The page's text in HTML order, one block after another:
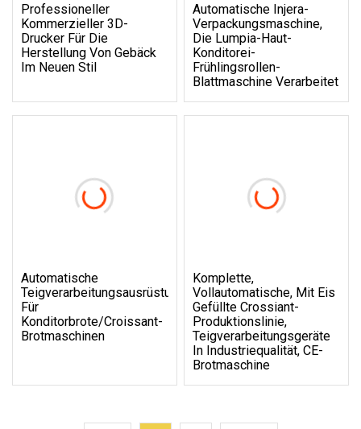
Professioneller
Kommerzieller 3D-
Drucker Für Die
Herstellung Von Gebäck
Im Neuen Stil
Automatische Injera-
Verpackungsmaschine,
Die Lumpia-Haut-
Konditorei-
Frühlingsrollen-
Blattmaschine Verarbeitet
Automatische
Teigverarbeitungsausrüstung/Konditoreiausrüstung/
Für
Konditorbrote/Croissant-
Brotmaschinen
Komplette,
Vollautomatische, Mit Eis
Gefüllte Crossiant-
Produktionslinie,
Teigverarbeitungsgeräte
In Industriequalität, CE-
Brotmaschine